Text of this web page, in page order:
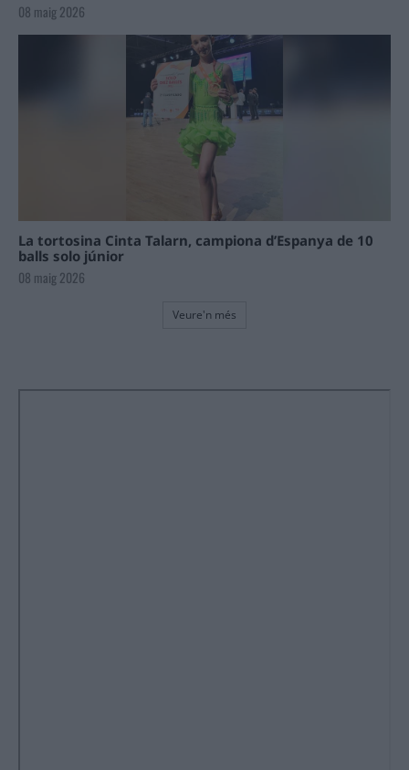
08 maig 2026
La tortosina Cinta Talarn, campiona d’Espanya de 10
balls solo júnior
08 maig 2026
Veure'n més